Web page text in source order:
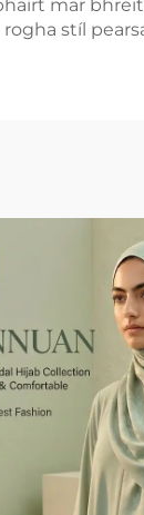
mar
stíl